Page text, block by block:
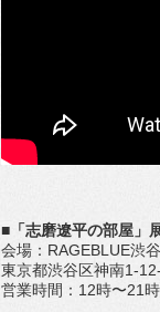
■「志磨遼平の部屋」
会場：RAGEBLUE渋
東京都渋谷区神南1-
営業時間：12時〜21時